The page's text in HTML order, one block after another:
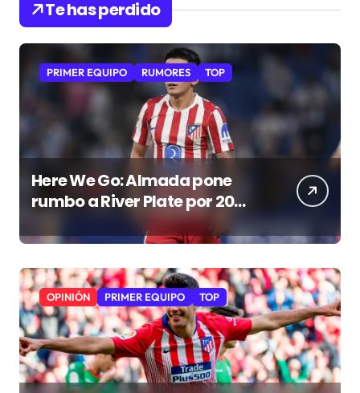
Te has perdido
PRIMER EQUIPO RUMORES TOP
Here We Go: Almada pone
rumbo a River Plate por 20
millones de euros
OPINIÓN PRIMER EQUIPO TOP